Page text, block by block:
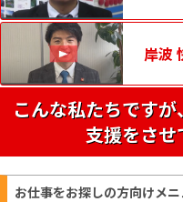
岸波
こんな私たちです
支援をさせ
お仕事をお探しの方向けメ